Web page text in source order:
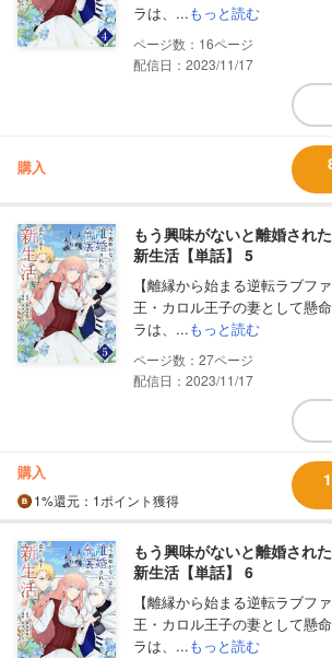
ラは、...もっと読む
16
配信日：2023/11/17
購入
もう興味がないと離婚され
新生活【単話】 5
【離縁から始まる逆転ラブフ
王・カロル王子の妻として懸
ラは、...もっと読む
27
配信日：2023/11/17
購入
1%還元 ：1ポイント獲得
もう興味がないと離婚され
新生活【単話】 6
【離縁から始まる逆転ラブフ
王・カロル王子の妻として懸
ラは、...もっと読む